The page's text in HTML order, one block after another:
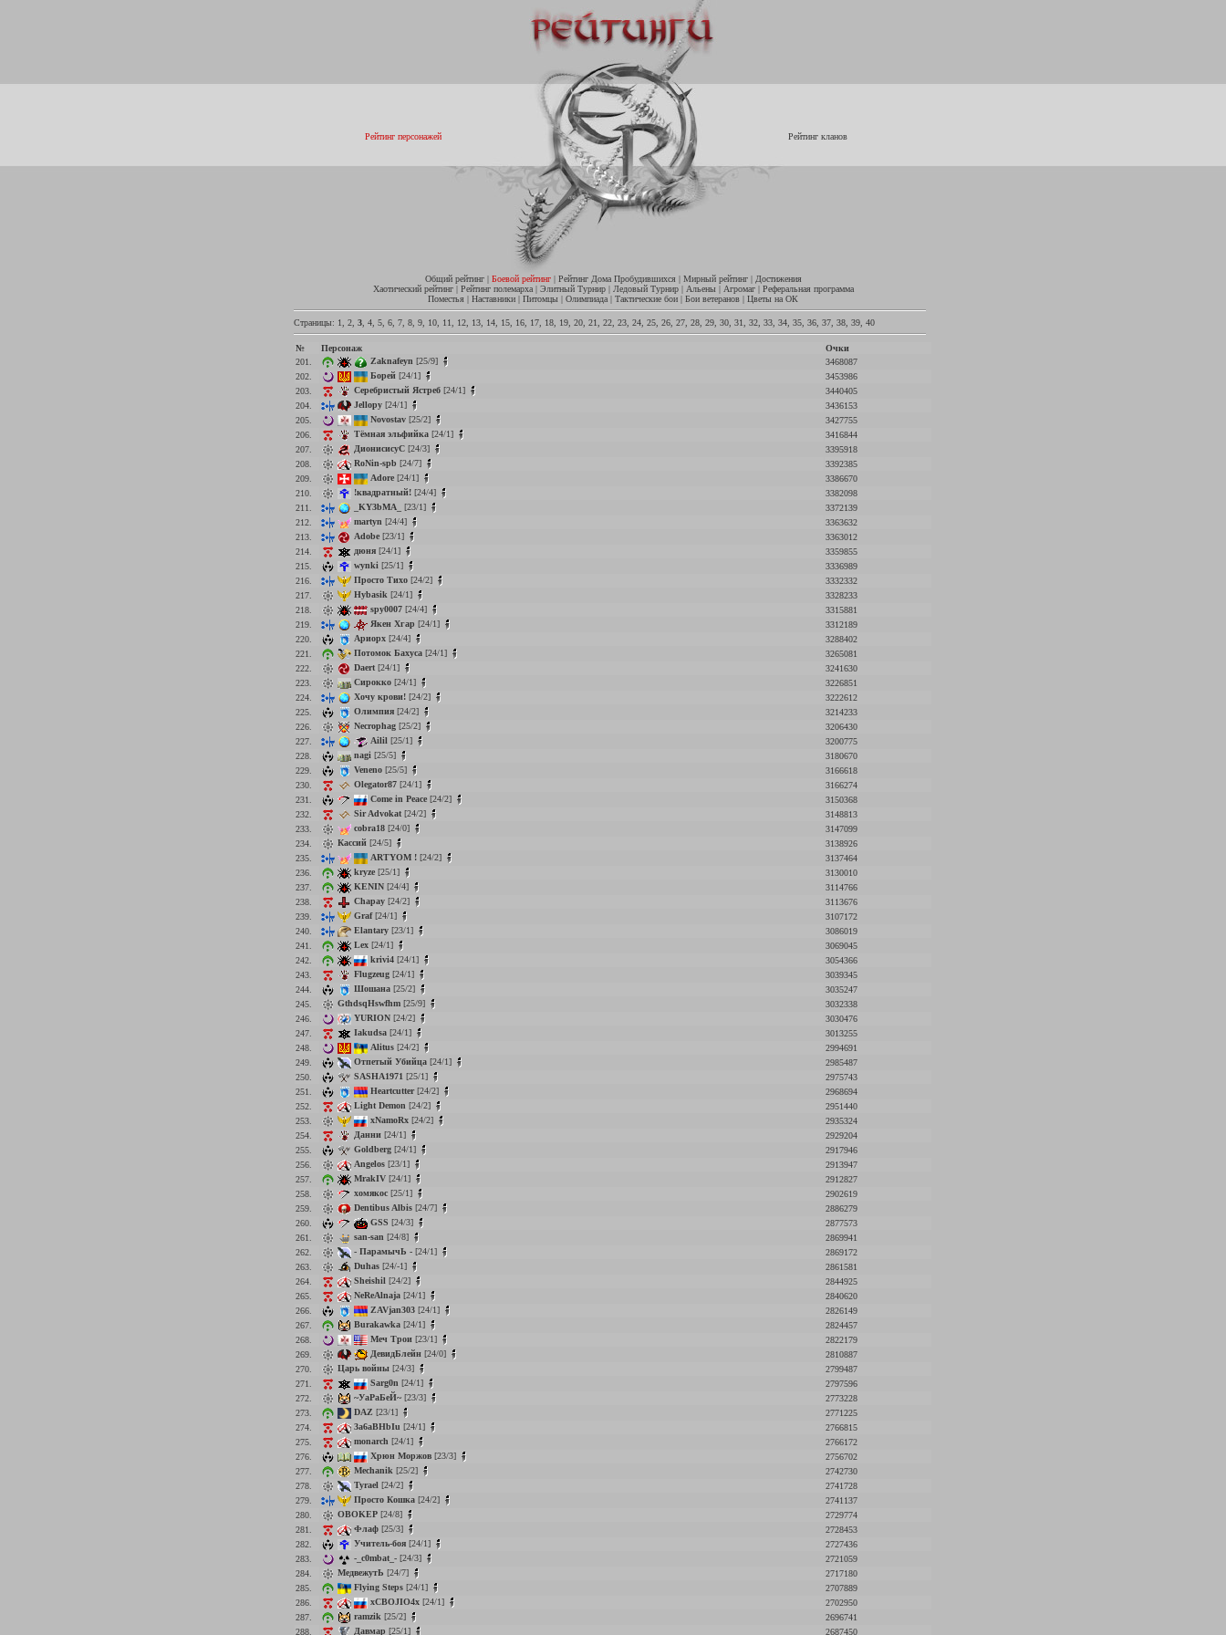
Рейтинг персонажей Рейтинг кланов
Общий рейтинг| Боевой рейтинг| Рейтинг Дома Пробудившихся | Мирный рейтинг| Достижения
Хаотический рейтинг| Рейтинг полемарха| Элитный Турнир| Ледовый Турнир| Альены| Агромаг| Реферальная программа
Поместья | Наставники | Питомцы | Олимпиада | Тактические бои | Бои ветеранов | Цветы на ОК
Страницы: 1 2 3 4 5 6 7 8 9 10 11 12 13 14 15 16 17 18 19 20 21 22 23 24 25 26 27 28 29 30 31 32 33 34 35 36 37 38 39 40
№ Персонаж
Очки
201.
Zaknafeyn [25/9]
3468087
202.
Борей [24/1]
3453986
203.
Серебристый Ястреб [24/1]
3440405
204.
Jellopy [24/1]
3436153
205.
Novostav [25/2]
3427755
206.
Тёмная эльфийка [24/1]
3416844
207.
ДионисисуС [24/3]
3395918
208.
RoNin-spb [24/7]
3392385
209.
Adore [24/1]
3386670
210.
!квадратный! [24/4]
3382098
211.
_KY3bMA_ [23/1]
3372139
212.
martyn [24/4]
3363632
213.
Adobe [23/1]
3363012
214.
дюня [24/1]
3359855
215.
wynki [25/1]
3336989
216.
Просто Тихо [24/2]
3332332
217.
Hybasik [24/1]
3328233
218.
spy0007 [24/4]
3315881
219.
Якен Хгар [24/1]
3312189
220.
Ариорх [24/4]
3288402
221.
Потомок Бахуса [24/1]
3265081
222.
Daert [24/1]
3241630
223.
Сирокко [24/1]
3226851
224.
Хочу крови! [24/2]
3222612
225.
Олимпия [24/2]
3214233
226.
Necrophag [25/2]
3206430
227.
Ailil [25/1]
3200775
228.
nagi [25/5]
3180670
229.
Veneno [25/5]
3166618
230.
Olegator87 [24/1]
3166274
231.
Come in Peace [24/2]
3150368
232.
Sir Advokat [24/2]
3148813
233.
cobra18 [24/0]
3147099
234.
Кассий [24/5]
3138926
235.
ARTYOM ! [24/2]
3137464
236.
kryze [25/1]
3130010
237.
KENIN [24/4]
3114766
238.
Chapay [24/2]
3113676
239.
Graf[24/1]
3107172
240.
Elantary [23/1]
3086019
241.
Lex [24/1]
3069045
242.
krivi4 [24/1]
3054366
243.
Flugzeug [24/1]
3039345
244.
Шошана [25/2]
3035247
245.
GthdsqHswfhm [25/9]
3032338
246.
YURION [24/2]
3030476
247.
Iakudsa [24/1]
3013255
248.
Alitus [24/2]
2994691
249.
Отпетый Убийца [24/1]
2985487
250.
SASHA1971 [25/1]
2975743
251.
Heartcutter[24/2]
2968694
252.
Light Demon [24/2]
2951440
253.
xNamoRx [24/2]
2935324
254.
Данни [24/1]
2929204
255.
Goldberg [24/1]
2917946
256.
Angelos [23/1]
2913947
257.
MrakIV [24/1]
2912827
258.
хомякос [25/1]
2902619
259.
Dentibus Albis [24/7]
2886279
260.
GSS [24/3]
2877573
261.
san-san [24/8]
2869941
262.
- ПарамычЬ - [24/1]
2869172
263.
Duhas [24/-1]
2861581
264.
Sheishil [24/2]
2844925
265.
NeReAlnaja [24/1]
2840620
266.
ZAVjan303 [24/1]
2826149
267.
Burakawka [24/1]
2824457
268.
Меч Трои [23/1]
2822179
269.
ДевидБлейн [24/0]
2810887
270.
Царь войны [24/3]
2799487
271.
Sarg0n [24/1]
2797596
272.
~УаРаБеЙ~ [23/3]
2773228
273.
DAZ [23/1]
2771225
274.
3a6aBHbIu [24/1]
2766815
275.
monarch [24/1]
2766172
276.
Хрюн Моржов [23/3]
2756702
277.
Mechanik [25/2]
2742730
278.
Tyrael [24/2]
2741728
279.
Просто Кошка [24/2]
2741137
280.
OBOKEP [24/8]
2729774
281.
Флаф [25/3]
2728453
282.
Учитель-боя [24/1]
2727436
283.
-_c0mbat_- [24/3]
2721059
284.
МедвежутЬ [24/7]
2717180
285.
Flying Steps [24/1]
2707889
286.
xCBOJIO4x [24/1]
2702950
287.
ramzik [25/2]
2696741
288.
Давмар [25/1] 2687450